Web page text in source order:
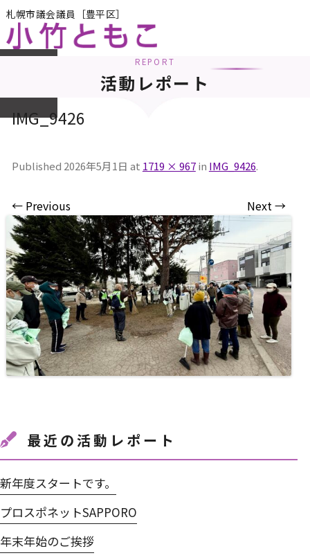
札幌市議会議員［豊平区］
REPORT
活動レポート
IMG_9426
Published 2026年5月1日 at 1719 × 967in IMG_9426.
← Previous Next →
最近の活動レポート
新年度スタートです。
プロスポネットSAPPORO
年末年始のご挨拶